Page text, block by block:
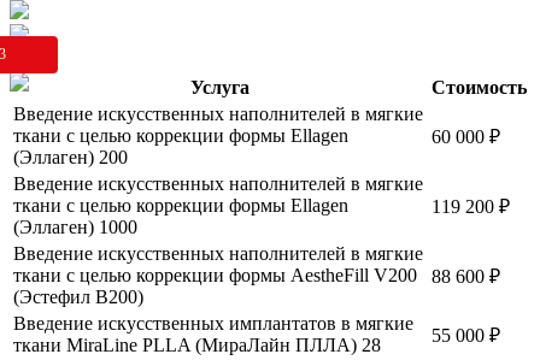
Услуга
Стоимость
Введение искусственных наполнителей в мягкие
ткани с целью коррекции формы Ellagen
(Эллаген) 200
60 000 ₽
Введение искусственных наполнителей в мягкие
ткани с целью коррекции формы Ellagen
(Эллаген) 1000
119 200 ₽
Введение искусственных наполнителей в мягкие
ткани с целью коррекции формы AestheFill V200
(Эстефил В200)
88 600 ₽
Введение искусственных имплантатов в мягкие
ткани MiraLine PLLA (МираЛайн ПЛЛА) 28
55 000 ₽